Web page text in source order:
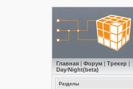
Главная| Форум| Трекер|
Day/Night(beta)
Разделы